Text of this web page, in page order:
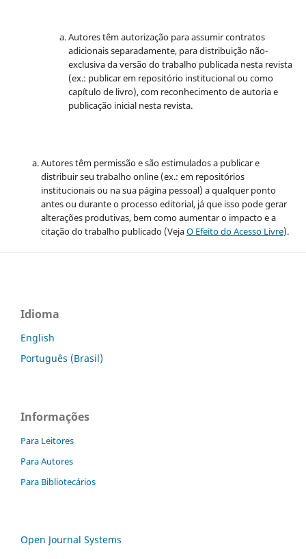
Autores têm autorização para assumir contratos
adicionais separadamente, para distribuição não-
exclusiva da versão do trabalho publicada nesta revista
(ex.: publicar em repositório institucional ou como
capítulo de livro), com reconhecimento de autoria e
publicação inicial nesta revista.
Autores têm permissão e são estimulados a publicar e
distribuir seu trabalho online (ex.: em repositórios
institucionais ou na sua página pessoal) a qualquer ponto
antes ou durante o processo editorial, já que isso pode gerar
alterações produtivas, bem como aumentar o impacto e a
citação do trabalho publicado (VejaO Efeito do Acesso Livre).
Idioma
English
Português (Brasil)
Informações
Para Leitores
Para Autores
Para Bibliotecários
Open Journal Systems